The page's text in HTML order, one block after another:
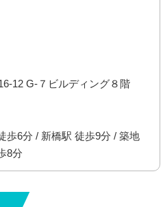
12 G-７ビルディング８階
歩6分 / 新橋駅 徒歩9分 / 築地
8分